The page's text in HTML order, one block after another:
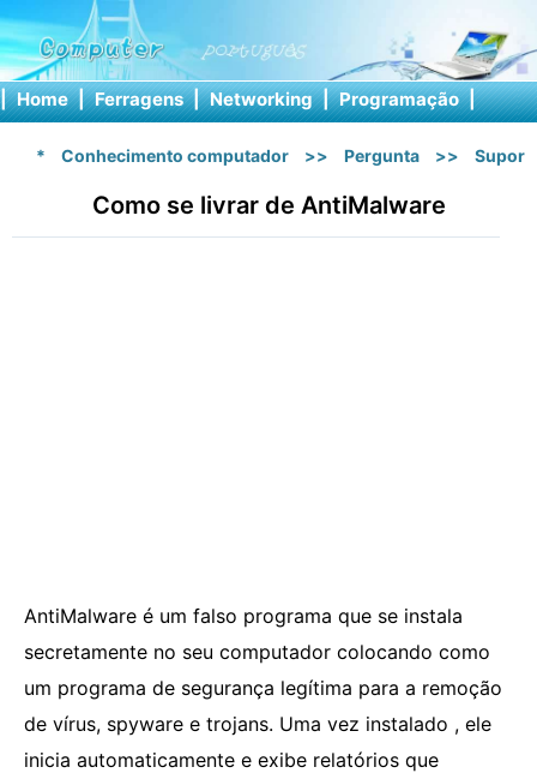
| Home | Ferragens | Networking | Programação |
* Conhecimento computador >> Pergunta >>
Como se livrar de AntiMalware
AntiMalware é um falso programa que se instala
secretamente no seu computador colocando como
um programa de segurança legítima para a remoção
de vírus, spyware e trojans. Uma vez instalado , ele
inicia automaticamente e exibe relatórios que